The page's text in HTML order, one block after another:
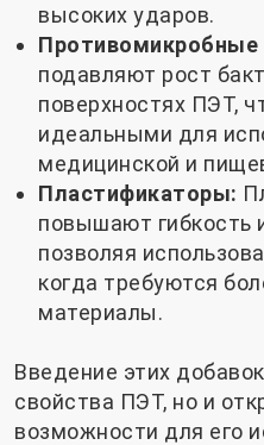
высоких ударов.
Противомикробные
подавляют рост
поверхностях ПЭТ,
идеальными для
медицинской и
Пластификаторы:
повышают гибкость
позволяя
когда требуются
материалы.
Введение этих
свойства ПЭТ, но и
возможности для его